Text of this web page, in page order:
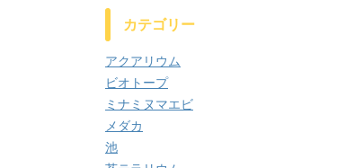
カテゴリー
アクアリウム
ビオトープ
ミナミヌマエビ
メダカ
池